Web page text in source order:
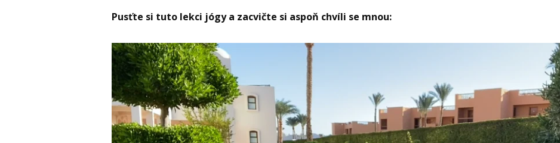
Pusťte si tuto lekci jógy a zacvičte si aspoň chvíli se mnou:
Video
přehrávač